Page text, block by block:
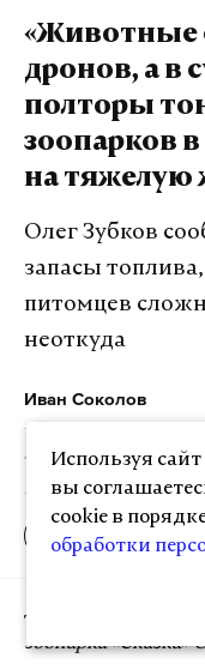
Используя
вы
cookie в
обработки
заранее, кто-то
Первые
за час до начала.
А еще мы
Макс
«Животные
дронов, а в
полторы
зоопарков
на тяжелую
Олег Зубков
запасы
питомцев
неоткуда
Иван Соколов
12:30, 23 июня 2026
Директор
зоопарка